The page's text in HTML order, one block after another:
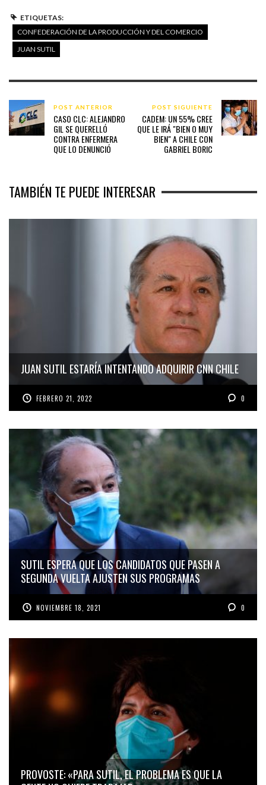
ETIQUETAS:
CONFEDERACIÓN DE LA PRODUCCIÓN Y DEL COMERCIO
JUAN SUTIL
POST ANTERIOR
CASO CLC: ALEJANDRO
GIL SE QUERELLÓ
CONTRA ENFERMERA
QUE LO DENUNCIÓ
POST SIGUIENTE
CADEM: UN 55% CREE
QUE LE IRÁ "BIEN O MUY
BIEN" A CHILE CON
GABRIEL BORIC
TAMBIÉN TE PUEDE INTERESAR
JUAN SUTIL ESTARÍA INTENTANDO ADQUIRIR CNN CHILE
FEBRERO 21, 2022 0
SUTIL ESPERA QUE LOS CANDIDATOS QUE PASEN A
SEGUNDA VUELTA AJUSTEN SUS PROGRAMAS
NOVIEMBRE 18, 2021 0
PROVOSTE: «PARA SUTIL, EL PROBLEMA ES QUE LA